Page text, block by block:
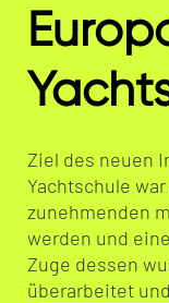
Ziel des neuen
Yachtschule
zunehmenden
werden und
Zuge dessen
überarbeitet